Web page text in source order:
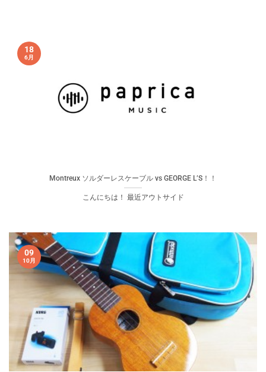
Montreux ソルダーレスケーブル vs GEORGE L’S！！
こんにちは！ 最近アウトサイド
18
6月
09
10月